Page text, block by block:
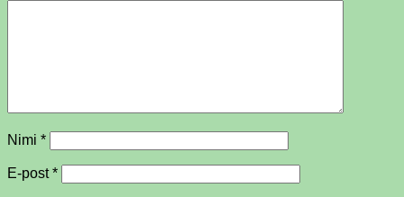
Nimi *
E-post*